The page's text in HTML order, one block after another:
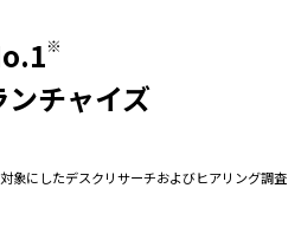
※
チャイズ
象にしたデスクリサーチおよびヒアリング調査